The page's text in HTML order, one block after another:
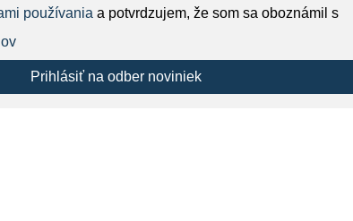
používania a potvrdzujem, že som sa oboznámil s
Prihlásiť na odber noviniek